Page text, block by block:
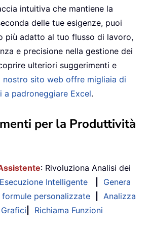
intuitiva che mantiene la
delle tue esigenze, puoi
più adatto al tuo flusso di lavoro,
e precisione nella gestione dei
ulteriori suggerimenti e
nostro sito web offre migliaia di
padroneggiare Excel.
per la Produttività
: Rivoluziona Analisi dei
Esecuzione Intelligente
Genera
formule personalizzate
Analizza
Richiama Funzioni